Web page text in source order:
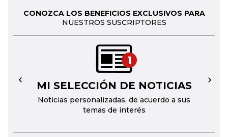
CONOZCA LOS BENEFICIOS EXCLUSIVOS PARA
NUESTROS SUSCRIPTORES
1
MI SELECCIÓN DE NOTICIAS
Noticias personalizadas, de acuerdo a sus
temas de interés
← →